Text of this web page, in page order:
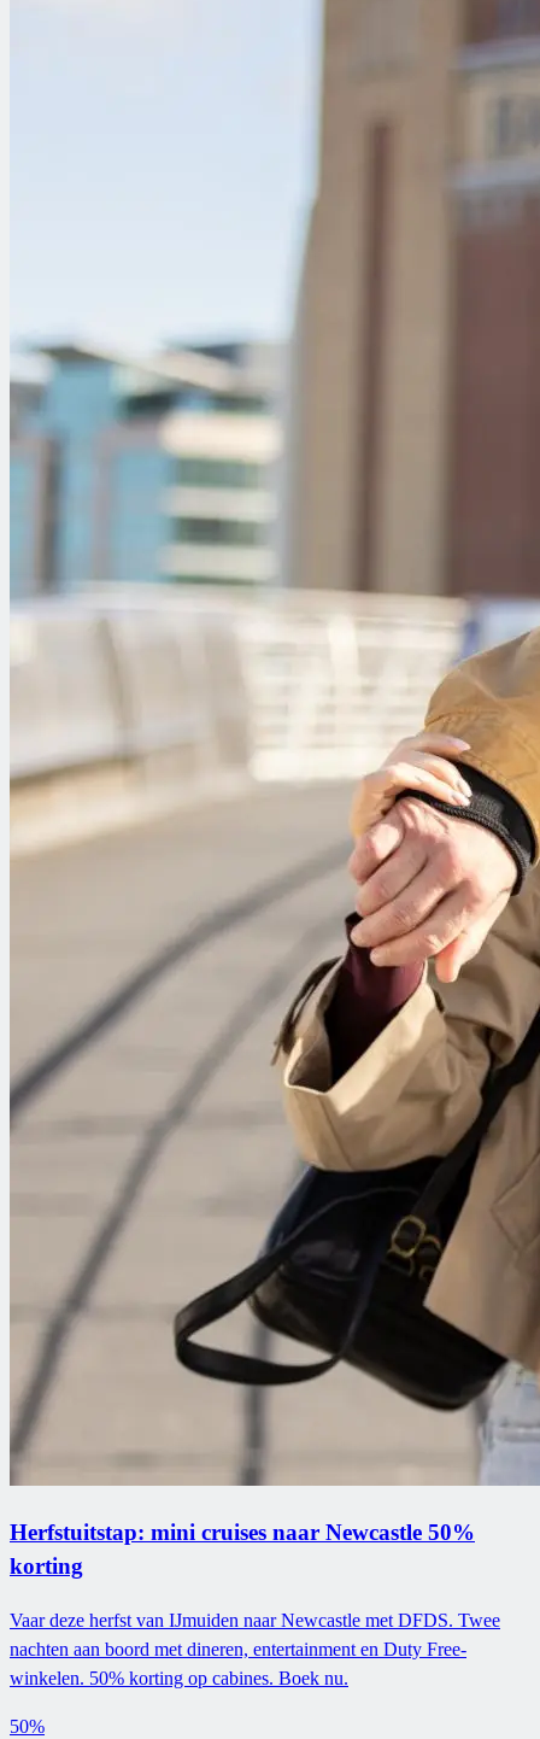
Herfstuitstap: mini cruises naar Newcastle 50%
korting
Vaar deze herfst van IJmuiden naar Newcastle met DFDS. Twee
nachten aan boord met dineren, entertainment en Duty Free-
winkelen. 50% korting op cabines. Boek nu.
50%